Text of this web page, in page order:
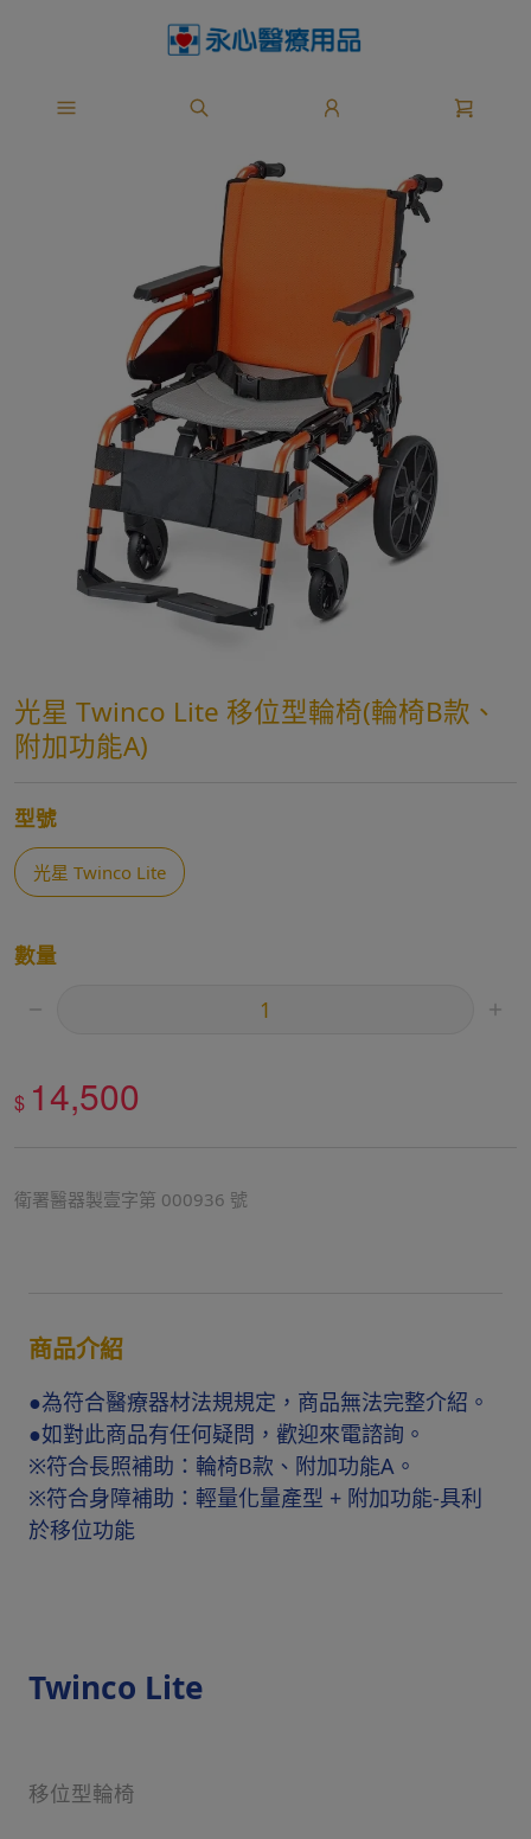
光星 Twinco Lite 移位型輪椅(輪椅B款、
附加功能A)
型號
光星 Twinco Lite
數量
$ 14,500
衛署醫器製壹字第 000936 號
商品介紹
●為符合醫療器材法規規定，商品無法完整介紹。
●如對此商品有任何疑問，歡迎來電諮詢。
※符合長照補助：輪椅B款、附加功能A。
※符合身障補助：輕量化量產型 + 附加功能-具利
於移位功能
Twinco Lite
移位型輪椅